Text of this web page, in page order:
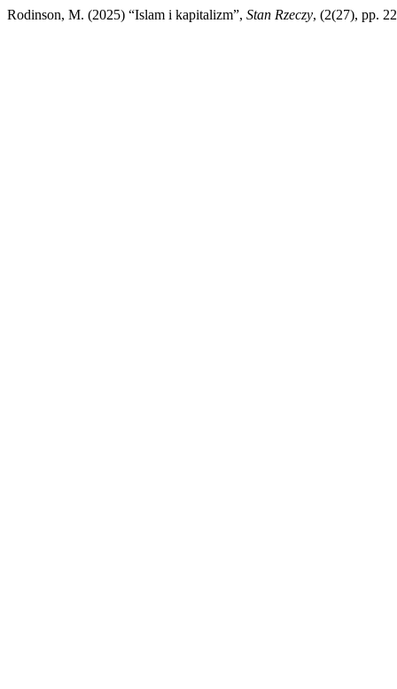
Rodinson, M. (2025) “Islam i kapitalizm”, Stan Rzeczy, (2(27), pp.